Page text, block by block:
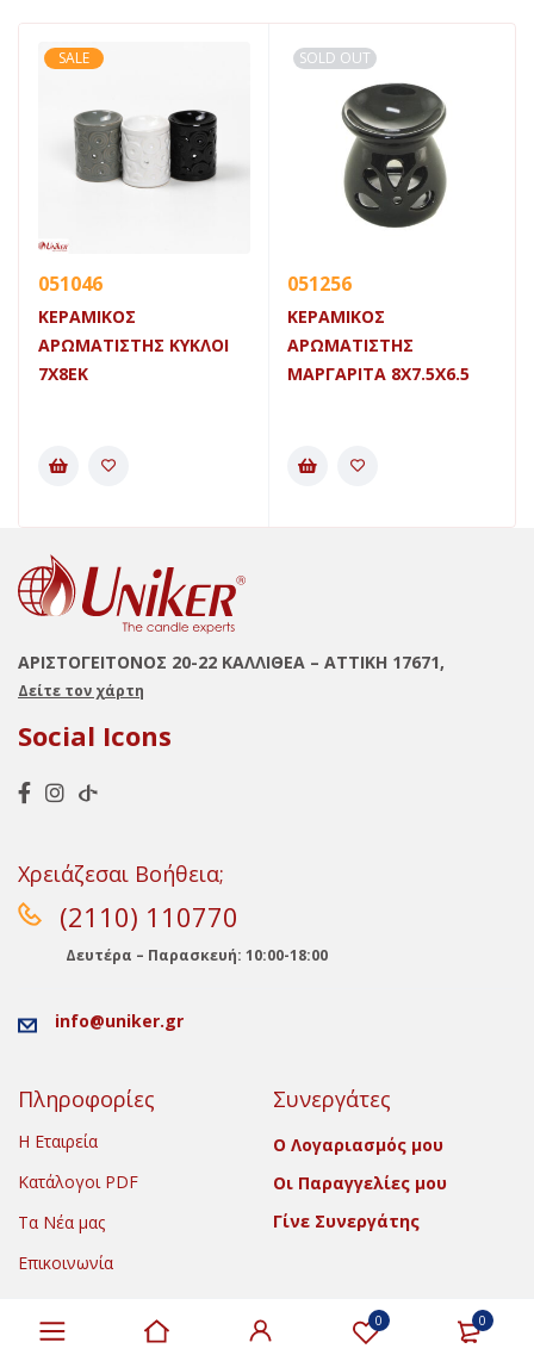
0 0
SALE
051046
ΚΕΡΑΜΙΚΟΣ
ΑΡΩΜΑΤΙΣΤΗΣ ΚΥΚΛΟΙ
7X8ΕΚ
SOLD OUT
051256
ΚΕΡΑΜΙΚΟΣ
ΑΡΩΜΑΤΙΣΤΗΣ
ΜΑΡΓΑΡΙΤΑ 8Χ7.5Χ6.5
ΑΡΙΣΤΟΓΕΙΤΟΝΟΣ 20-22 ΚΑΛΛΙΘΕΑ – ΑΤΤΙΚΗ 17671,
Δείτε τον χάρτη
Social Icons
Χρειάζεσαι Βοήθεια;
(2110) 110770
Δευτέρα – Παρασκευή: 10:00-18:00
info@uniker.gr
Πληροφορίες
Η Εταιρεία
Κατάλογοι PDF
Τα Νέα μας
Επικοινωνία
Συνεργάτες
Ο Λογαριασμός μου
Οι Παραγγελίες μου
Γίνε Συνεργάτης
Copyright © 2022 Uniker.gr. All Rights Reserved